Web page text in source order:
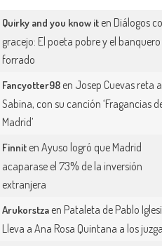
Quirky and you know it en Diálogos
gracejo: El poeta pobre y el banquero
forrado
Fancyotter98 en Josep Cuevas reta a
Sabina, con su canción ‘Fragancias
Madrid’
Finnit enAyuso logró que Madrid
acaparase el 73% de la inversión
extranjera
Arukorstza en Pataleta de Pablo
Lleva a Ana Rosa Quintana a los